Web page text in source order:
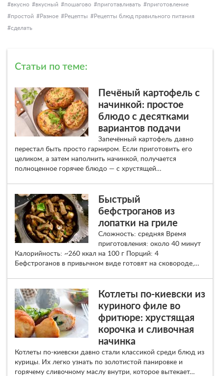
вкусно вкусный пошагово приготавливать
приготовление
простой
Разное Рецепты
Рецепты блюд правильного питания
сделать
Статьи по теме:
Печёный картофель с
начинкой: простое
блюдо с десятками
вариантов подачи
Запечённый картофель давно
перестал быть просто гарниром. Если приготовить его
целиком, а затем наполнить начинкой, получается
полноценное горячее блюдо — с хрустящей…
Быстрый
бефстроганов из
лопатки на гриле
Сложность: средняя Время
приготовления: около 40 минут
Калорийность: ~260 ккал на 100 г Порций: 4
Бефстроганов в привычном виде готовят на сковороде,…
Котлеты по-киевски из
куриного филе во
фритюре: хрустящая
корочка и сливочная
начинка
Котлеты по-киевски давно стали классикой среди блюд из
курицы. Их легко узнать по золотистой панировке и
горячему сливочному маслу внутри, которое вытекает…